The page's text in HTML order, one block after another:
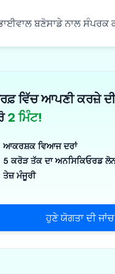
ਅਤੇ ਉਦਯੋਗਿਕ
ਅਤੇ ਮੈਡੀਕਲ
ਅਤੇ ਛੋਟੇ ਉਪਕਰਣ
ਬਣੋਸਾਡੇ ਨਾਲ ਸੰਪਰਕ
ਵਿੱਚ ਆਪਣੀ ਕਰਜ਼ੇ
2 ਮਿੰਟ!
ਆਕਰਸ਼ਕ ਵਿਆਜ ਦਰਾਂ
5 ਕਰੋੜ ਤੱਕ ਦਾ ਅਨਸਿਕਿਓਰਡ
ਤੇਜ਼ ਮੰਜੂਰੀ
ਹੁਣੇ ਯੋਗਤਾ ਦੀ